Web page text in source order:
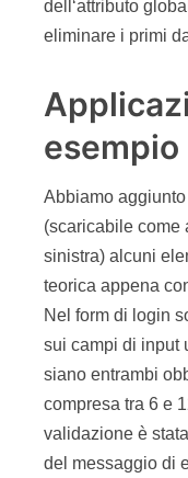
dell‘attributo
eliminare i primi
esempio
Abbiamo
(scaricabile come
sinistra) alcuni
teorica appena
Nel form di login
sui campi di input
siano entrambi
compresa tra 6 e
validazione è
del messaggio di